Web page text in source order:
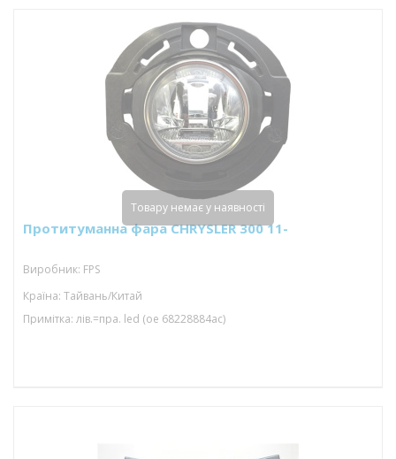
Протитуманна фара CHRYSLER 300 11-
Виробник: FPS
Країна: Тайвань/Китай
Примітка: лів.=пра. led (oe 68228884ac)
Товару немає у наявності